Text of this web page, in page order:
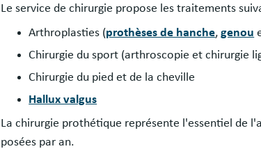
Le service de chirurgie propose les traitements
Arthroplasties (prothèses de hanche,genou
Chirurgie du sport (arthroscopie et chirurgie
Chirurgie du pied et de la cheville
Hallux valgus
La chirurgie prothétique représente l'essentiel de
posées par an.